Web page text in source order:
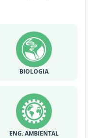
BIOLOGIA
ENG. AMBIENTAL